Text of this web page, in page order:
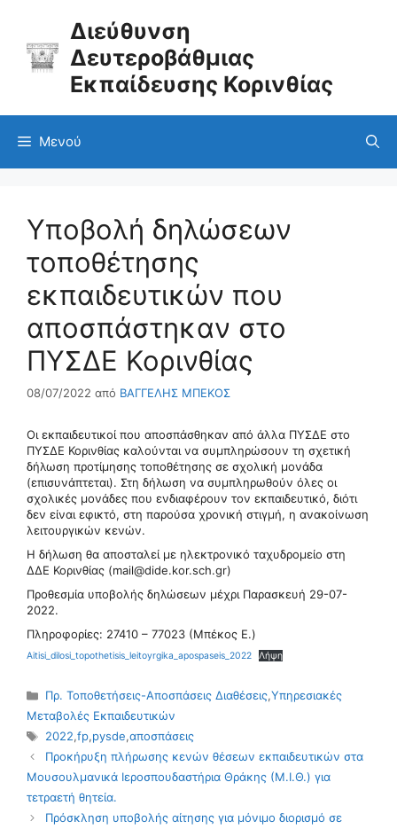
Διεύθυνση
Δευτεροβάθμιας
Εκπαίδευσης Κορινθίας
Μενού
Υποβολή δηλώσεων
τοποθέτησης
εκπαιδευτικών που
αποσπάστηκαν στο
ΠΥΣΔΕ Κορινθίας
08/07/2022 από ΒΑΓΓΕΛΗΣ ΜΠΕΚΟΣ
Οι εκπαιδευτικοί που αποσπάσθηκαν από άλλα ΠΥΣΔΕ στο
ΠΥΣΔΕ Κορινθίας καλούνται να συμπληρώσουν τη σχετική
δήλωση προτίμησης τοποθέτησης σε σχολική μονάδα
(επισυνάπτεται). Στη δήλωση να συμπληρωθούν όλες οι
σχολικές μονάδες που ενδιαφέρουν τον εκπαιδευτικό, διότι
δεν είναι εφικτό, στη παρούσα χρονική στιγμή, η ανακοίνωση
λειτουργικών κενών.
Η δήλωση θα αποσταλεί με ηλεκτρονικό ταχυδρομείο στη
ΔΔΕ Κορινθίας (mail@dide.kor.sch.gr)
Προθεσμία υποβολής δηλώσεων μέχρι Παρασκευή 29-07-
2022.
Πληροφορίες: 27410 – 77023 (Μπέκος Ε.)
Aitisi_dilosi_topothetisis_leitoyrgika_apospaseis_2022 Λήψη
Κατηγορίες
Πρ. Τοποθετήσεις-Αποσπάσεις Διαθέσεις,Υπηρεσιακές
Μεταβολές Εκπαιδευτικών
Ετικέτες
2022,fp,pysde,αποσπάσεις
Προκήρυξη πλήρωσης κενών θέσεων εκπαιδευτικών στα
Μουσουλμανικά Ιεροσπουδαστήρια Θράκης (Μ.Ι.Θ.) για
τετραετή θητεία.
Πρόσκληση υποβολής αίτησης για μόνιμο διορισμό σε